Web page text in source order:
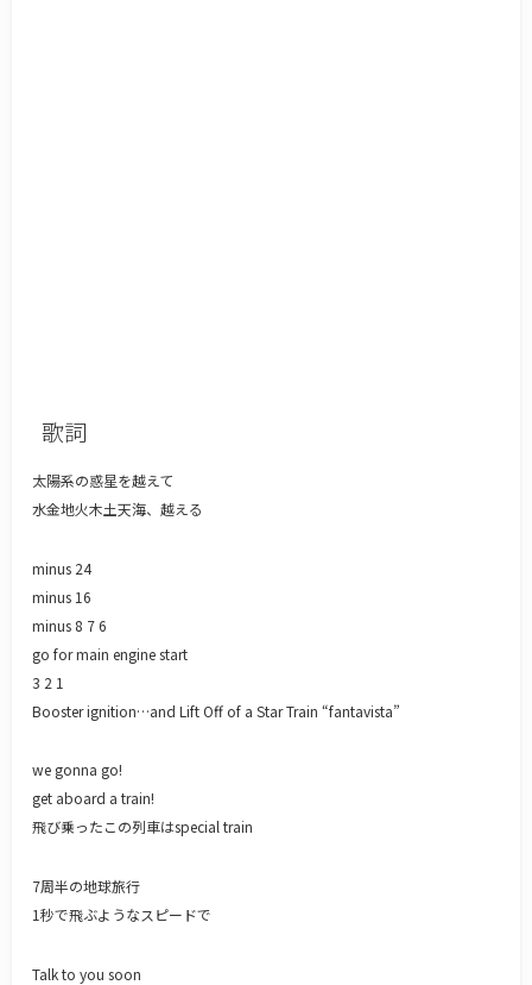
歌詞
太陽系の惑星を越えて
水金地火木土天海、越える
minus 24
minus 16
minus 8 7 6
go for main engine start
3 2 1
Booster ignition…and Lift Off of a Star Train “fantavista”
we gonna go!
get aboard a train!
飛び乗ったこの列車はspecial train
7周半の地球旅行
1秒で飛ぶようなスピードで
Talk to you soon